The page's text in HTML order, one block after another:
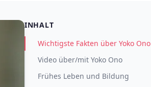
INHALT
Wichtigste Fakten über Yoko Ono
Video über/mit Yoko Ono
Frühes Leben und Bildung